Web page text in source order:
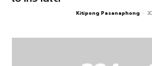
Kitipong Pasanaphong -